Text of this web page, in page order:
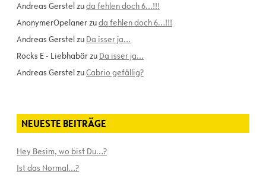
Andreas Gerstel zuda fehlen doch 6…!!!
AnonymerOpelanerzuda fehlen doch 6…!!!
Andreas Gerstel zu Da isser ja…
Rocks E - Liebhabärzu Da isser ja…
Andreas Gerstel zuCabrio gefällig?
NEUESTE BEITRÄGE
Hey Besim, wo bist Du…?
Ist das Normal…?